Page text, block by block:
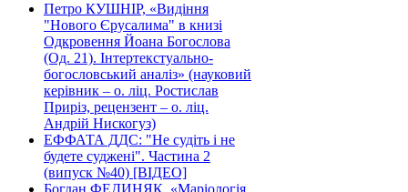
Петро КУШНІР, «Видіння
"Нового Єрусалима" в книзі
Одкровення Йоана Богослова
(Од. 21). Інтертекстуально-
богословський аналіз» (науковий
керівник – о. ліц. Ростислав
Приріз, рецензент – о. ліц.
Андрій Нискогуз)
ЕФФАТА ДДС: "Не судіть і не
будете суджені". Частина 2
(випуск №40) [ВІДЕО]
Богдан ФЕДИНЯК, «Маріологія